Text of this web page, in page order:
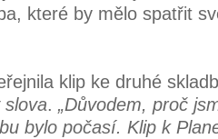
které by mělo spatřit
klip ke druhé
slova. „Důvodem, proč
bylo počasí. Klip k